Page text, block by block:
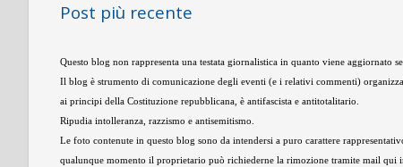
Post più recente
Questo blog non rappresenta una testata giornalistica in quanto viene
Il blog è strumento di comunicazione degli eventi (e i relativi commenti)
ai principi della Costituzione repubblicana, è antifascista e antitotalitario.
Ripudia intolleranza, razzismo e antisemitismo.
Le foto contenute in questo blog sono da intendersi a puro carattere
qualunque momento il proprietario può richiederne la rimozione tramite mail qui